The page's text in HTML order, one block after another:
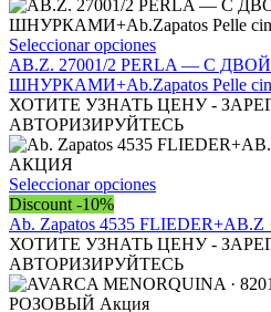
Seleccionar opcionesEste
producto
tiene
múltiples
variantes.
Las
se
elegir
en
la
página
AB.Z. 27001/2 PERLA — С
ШНУРКАМИ+Ab.Zapatos Pelle
ХОТИТЕ УЗНАТЬ ЦЕНУ -
АВТОРИЗИРУЙТЕСЬ
Seleccionar opcionesEste
tiene
múltiples
variantes.
Las
Discount -10%
Ab. Zapatos 4535
ХОТИТЕ УЗНАТЬ ЦЕНУ -
АВТОРИЗИРУЙТЕСЬ